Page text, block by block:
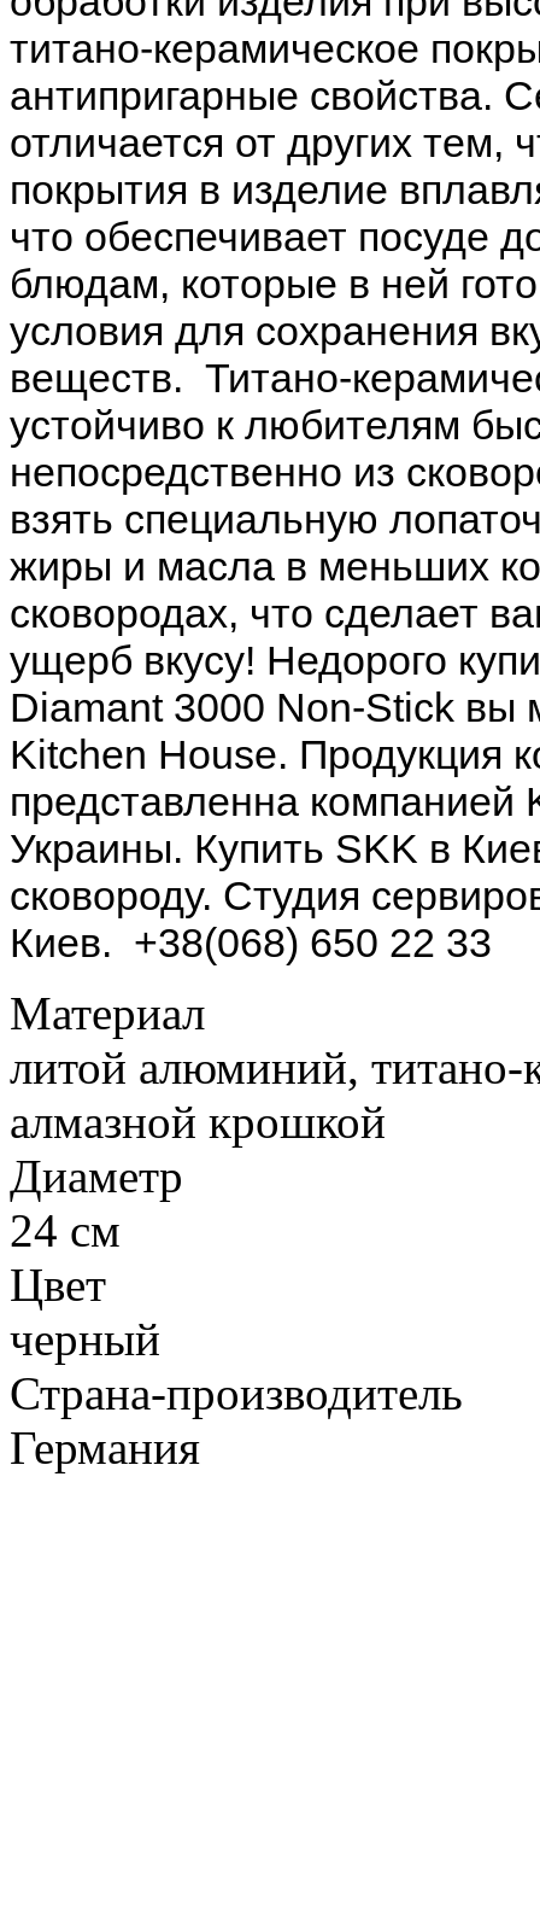
титано-керамическое
антипригарные свойства.
отличается от других тем,
покрытия в изделие
что обеспечивает посуде
блюдам, которые в ней
условия для сохранения
веществ. Титано-
устойчиво к любителям
непосредственно из
взять специальную
жиры и масла в меньших
сковородах, что сделает
ущерб вкусу! Недорого
Diamant 3000 Non-Stick вы
Kitchen House. Продукция
представленна компанией
Украины. Купить SKK в
сковороду. Студия
Киев. +38(068) 650 22 33
Материал
литой алюминий, титано-
алмазной крошкой
Диаметр
24 см
Цвет
черный
Страна-производитель
Германия